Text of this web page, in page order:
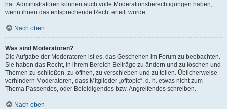
hat. Administratoren können auch volle Moderationsberechtigungen haben,
wenn ihnen das entsprechende Recht erteilt wurde.
Nach oben
Was sind Moderatoren?
Die Aufgabe der Moderatoren ist es, das Geschehen im Forum zu beobachten.
Sie haben das Recht, in ihrem Bereich Beiträge zu ändern und zu löschen und
Themen zu schließen, zu öffnen, zu verschieben und zu teilen. Üblicherweise
verhindern Moderatoren, dass Mitglieder „offtopic“, d. h. etwas nicht zum
Thema Passendes, oder Beleidigendes bzw. Angreifendes schreiben.
Nach oben